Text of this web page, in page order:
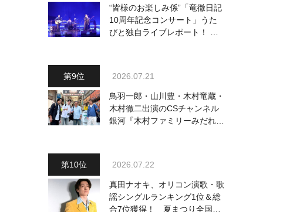
“皆様のお楽しみ係”「竜徹日記
10周年記念コンサート」うた
びと独自ライブレポート！ 即
2026.07.21
鳥羽一郎・山川豊・木村竜蔵・
木村徹二出演のCSチャンネル
銀河『木村ファミリーみだれ旅
2026.07.22
真田ナオキ、オリコン演歌・歌
謡シングルランキング1位＆総
合7位獲得！ 夏まつり全国行